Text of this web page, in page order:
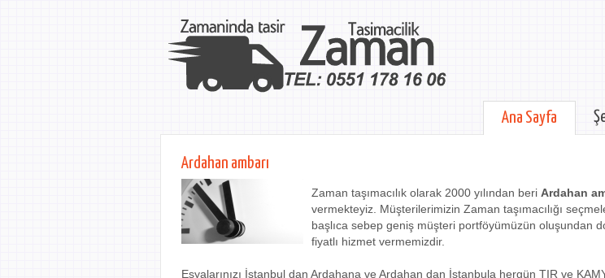
Ana Sayfa
Ardahan ambarı
Zaman taşımacılık olarak 2000 yılından beri Ardahan
vermekteyiz. Müşterilerimizin Zaman taşımacılığı
başlıca sebep geniş müşteri portföyümüzün oluşundan
fiyatlı hizmet vermemizdir.
Eşyalarınızı İstanbul dan Ardahana ve Ardahan dan İstanbula hergün TIR ve